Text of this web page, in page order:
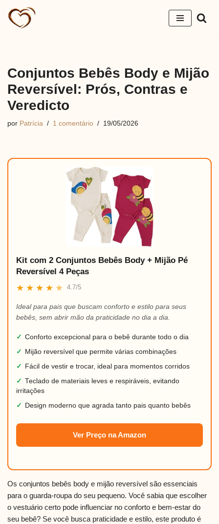
Pular
Conjuntos Bebês Body e Mijão
Reversível: Prós, Contras e
Veredicto
por Patrícia 1 comentário 19/05/2026
Kit com 2 Conjuntos Bebês Body + Mijão Pé
Reversível 4 Peças
★ ★ ★ ★ ★ 4.7/5
Ideal para pais que buscam conforto e estilo para seus
bebês, sem abrir mão da praticidade no dia a dia.
✓ Conforto excepcional para o bebê durante todo o dia
✓
Mijão reversível que permite várias combinações
✓
Fácil de vestir e trocar, ideal para momentos corridos
✓ Teclado de materiais leves e respiráveis, evitando
irritações
✓
Design moderno que agrada tanto pais quanto bebês
Ver Preço na Amazon
Os conjuntos bebês body e mijão reversível são essenciais
para o guarda-roupa do seu pequeno. Você sabia que escolher
o vestuário certo pode influenciar no conforto e bem-estar do
seu bebê? Se você busca praticidade e estilo, este produto é